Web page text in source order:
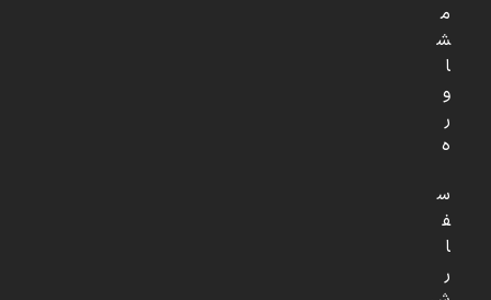
م
ش
ا
و
ر
ه
س
ف
ا
ر